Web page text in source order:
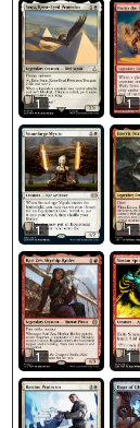
1 1
1 1
1 1